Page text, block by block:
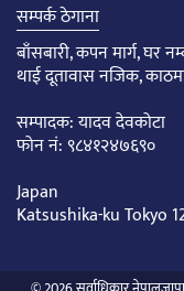
सम्पर्क ठेगाना
बाँसबारी, कपन मार्ग, घर
थाई दूतावास नजिक,
सम्पादक: यादव देवकोटा
फोन नं: ९८४१२४७६९०
Japan
Katsushika-ku Tokyo